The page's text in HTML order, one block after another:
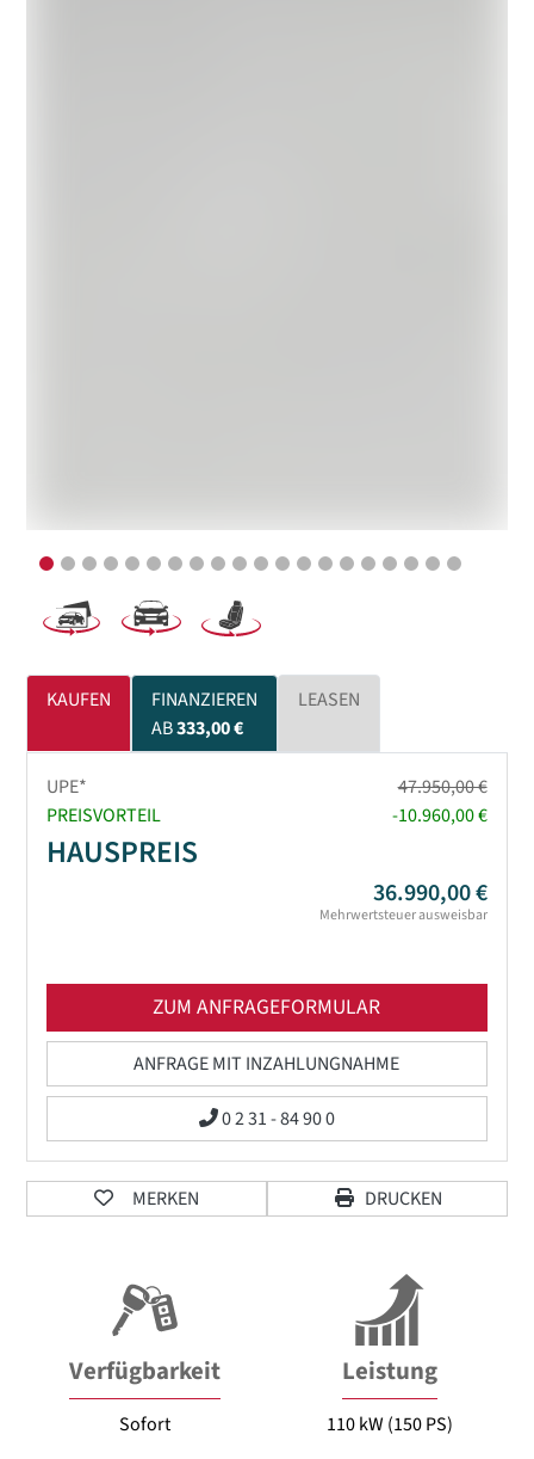
KAUFEN
FINANZIEREN
AB333,00 €
LEASEN
UPE*
47.950,00 €
PREISVORTEIL
-10.960,00 €
HAUSPREIS
36.990,00 €
Mehrwertsteuer ausweisbar
ZUM ANFRAGEFORMULAR
ANFRAGE MIT INZAHLUNGNAHME
0 2 31 - 84 90 0
MERKEN DRUCKEN
Verfügbarkeit
Sofort
Leistung
110 kW (150 PS)